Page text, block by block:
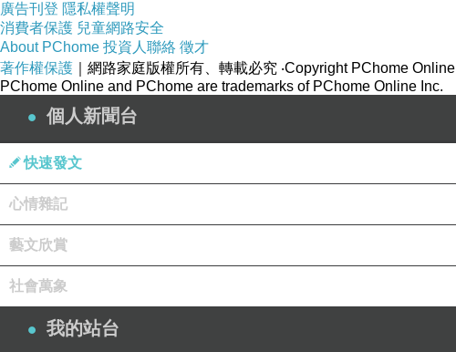
廣告刊登 隱私權聲明
消費者保護 兒童網路安全
About PChome 投資人聯絡 徵才
著作權保護 ｜網路家庭版權所有、轉載必究 ‧Copyright PChome Online
PChome Online and PChome are trademarks of PChome Online Inc.
個人新聞台
快速發文
心情雜記
藝文欣賞
社會萬象
我的站台